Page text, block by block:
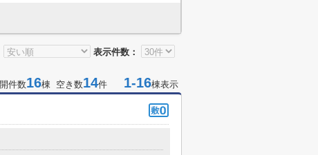
表示件数：
件数16棟 空き数14件 1-16棟表示